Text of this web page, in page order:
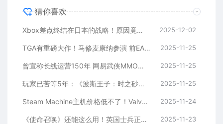
猜你喜欢
Xbox差点终结在日本的战略！原因竟因一款抱枕 2025-12-02
TGA有重磅大作！马修麦康纳参演 前EA开发者打造 2025-11-25
曾宣称长线运营150年 网易武侠MMO《射雕》今日正式停运 2025-11-25
玩家已苦等5年：《波斯王子：时之砂》重制版明年初发布！ 2025-11-25
Steam Machine主机价格低不了！Valve不会亏本补贴 2025-11-24
《使命召唤》还能这么用！英国士兵正使用电子游戏提升“战备水平” 2025-11-23